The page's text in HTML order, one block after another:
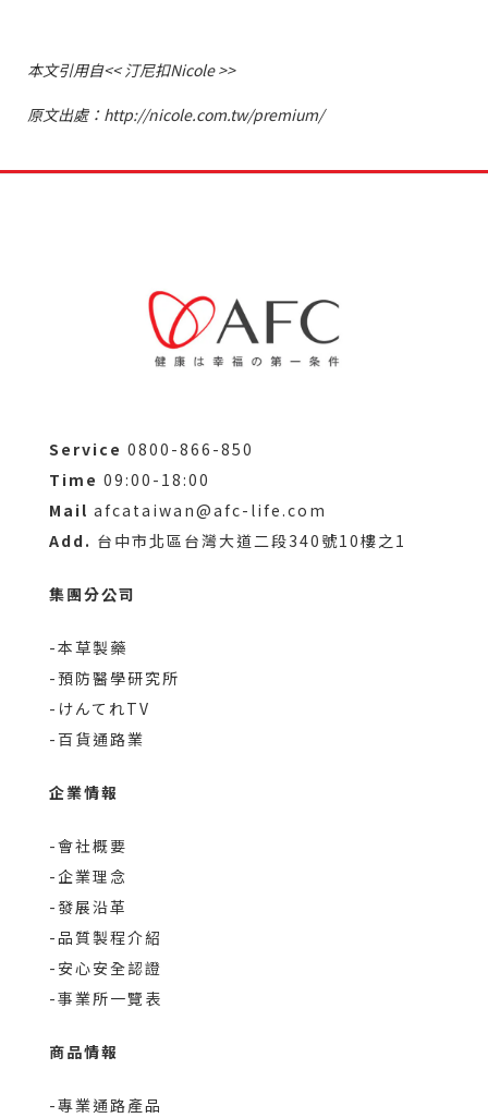
本文引用自<< 汀尼扣Nicole >>
原文出處：http://nicole.com.tw/premium/
Service 0800-866-850
Time 09:00-18:00
Mail afcataiwan@afc-life.com
Add. 台中市北區台灣大道二段340號10樓之1
集團分公司
-本草製藥
-預防醫學研究所
-けんてれTV
-百貨通路業
企業情報
-會社概要
-企業理念
-發展沿革
-品質製程介紹
-安心安全認證
-事業所一覽表
商品情報
-專業通路產品